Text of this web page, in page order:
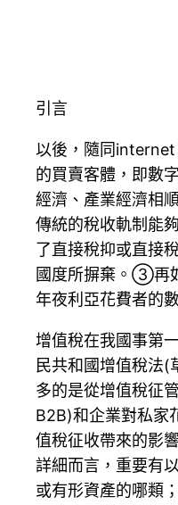
引言
以後，隨同internet
的買賣客體，即數
經濟、產業經濟相
傳統的稅收軌制能
了直接稅抑或直接
國度所摒棄。③再
年夜利亞花費者的
增值稅在我國事第
民共和國增值稅法
多的是從增值稅征
B2B)和企業對私家
值稅征收帶來的影
詳細而言，重要有
或有形資產的哪類